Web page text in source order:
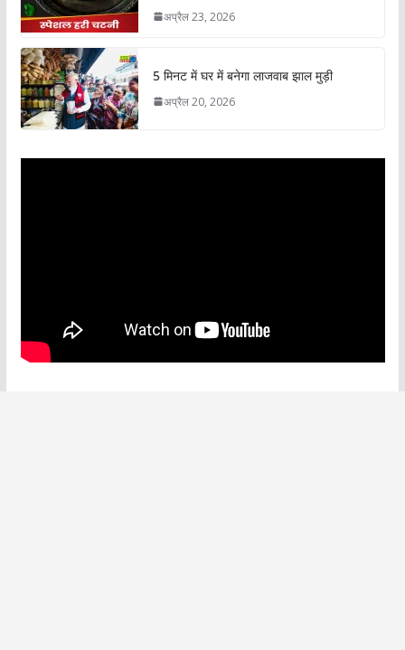
अप्रैल 23, 2026
5 मिनट में घर में बनेगा लाजवाब झाल मुड़ी
अप्रैल 20, 2026